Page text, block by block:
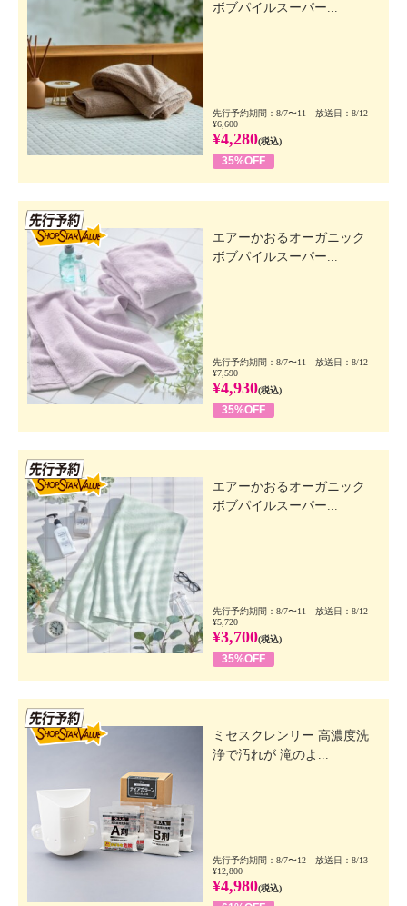
ボブパイルスーパー...
先行予約期間：8/7〜11 放送日：8/12
¥6,600
¥4,280(税込)
35%OFF
エアーかおるオーガニック
ボブパイルスーパー...
先行予約期間：8/7〜11 放送日：8/12
¥7,590
¥4,930(税込)
35%OFF
エアーかおるオーガニック
ボブパイルスーパー...
先行予約期間：8/7〜11 放送日：8/12
¥5,720
¥3,700(税込)
35%OFF
ミセスクレンリー 高濃度洗
浄で汚れが 滝のよ...
先行予約期間：8/7〜12 放送日：8/13
¥12,800
¥4,980(税込)